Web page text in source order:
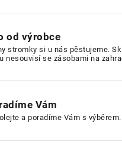
od výrobce
stromky si u nás pěstujeme.
nesouvisí se zásobami na
Vám
a poradíme Vám s výběrem.